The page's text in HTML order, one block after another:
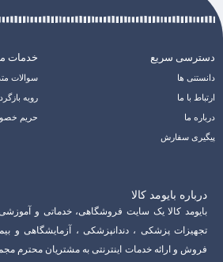
دسترسی سریع
دانستنی ها
ارتباط با ما
درباره ما
پیگیری سفارش
خدمات
سوالات
رویه
حریم
درباره بایومد کالا
بایومد کالا یک سایت فروشگاهی، خدماتی و
تجهیزات پزشکی ، دندانپزشکی ، آزمایشگاهی و
فروش و ارائه خدمات اینترنتی به مشتریان محترم